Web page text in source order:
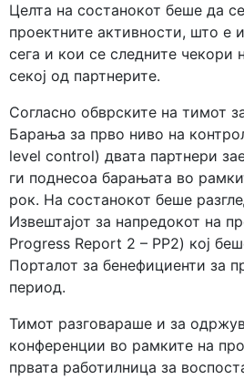
Целта на состанокот беше да
проектните активности, што е
сега и кои се следните чекори
секој од партнерите.
Согласно обврските на тимот
Барања за прво ниво на
level control) двата партнери
ги поднесоа барањата во
рок. На состанокот беше
Извештајот за напредокот на
Progress Report 2 – PP2) кој
Порталот за бенефициенти за
период.
Тимот разговараше и за
конференции во рамките на
првата работилница за